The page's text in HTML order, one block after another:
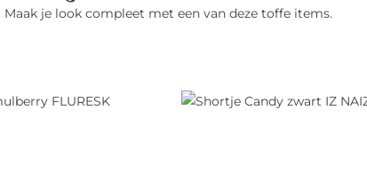
Maak je look compleet met een van deze toffe items.